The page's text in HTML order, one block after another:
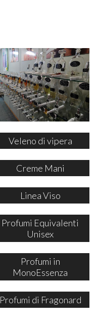
Veleno di vipera
Creme Mani
Linea Viso
Profumi Equivalenti
Unisex
Profumi in
MonoEssenza
Profumi di Fragonard